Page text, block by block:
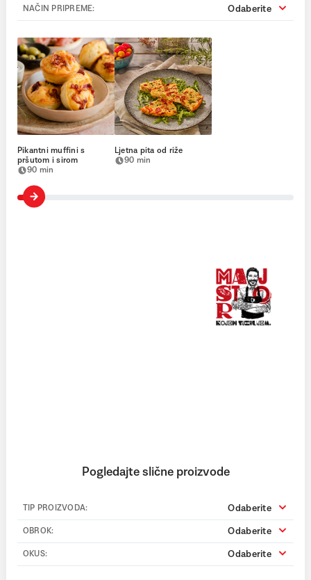
NAČIN PRIPREME: Odaberite
Pikantni muffini s
pršutom i sirom
90 min
Ljetna pita od riže
90 min
MAJSTOR KOBASICE gurmanske su delikatese
pripremljene po tradicionalnim recepturama od
najkvalitetnijih sastojaka, svinjskog mesa kontroliranog
podrijetla i najfinijih dodataka i začina povezujući okuse
Pogledajte slične proizvode
TIP PROIZVODA: Odaberite
OBROK: Odaberite
OKUS: Odaberite